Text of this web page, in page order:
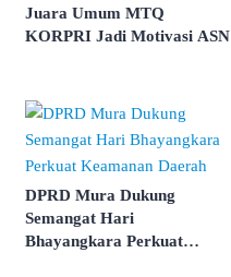
Juara Umum MTQ
KORPRI Jadi Motivasi ASN
DPRD Mura Dukung
Semangat Hari
Bhayangkara Perkuat